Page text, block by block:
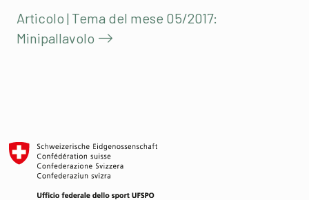
Articolo | Tema del mese 05/2017:
Minipallavolo